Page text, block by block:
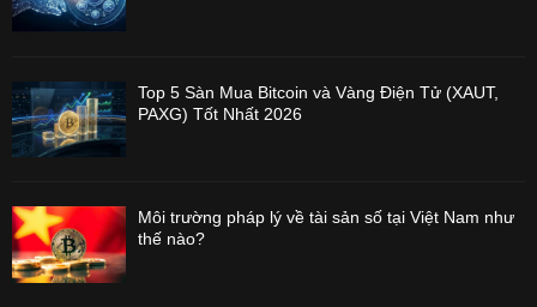
Top 5 Sàn Mua Bitcoin và Vàng Điện Tử (XAUT,
PAXG) Tốt Nhất 2026
Môi trường pháp lý về tài sản số tại Việt Nam như
thế nào?